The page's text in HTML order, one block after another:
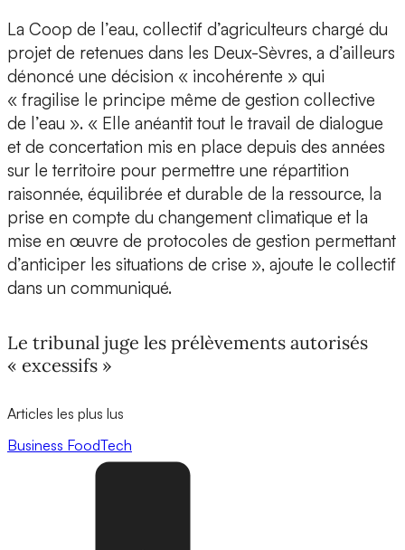
La Coop de l’eau, collectif d’agriculteurs chargé du
projet de retenues dans les Deux-Sèvres, a d’ailleurs
dénoncé une décision « incohérente » qui
« fragilise le principe même de gestion collective
de l’eau ». « Elle anéantit tout le travail de dialogue
et de concertation mis en place depuis des années
sur le territoire pour permettre une répartition
raisonnée, équilibrée et durable de la ressource, la
prise en compte du changement climatique et la
mise en œuvre de protocoles de gestion permettant
d’anticiper les situations de crise », ajoute le collectif
dans un communiqué.
Le tribunal juge les prélèvements autorisés
« excessifs »
Articles les plus lus
Business FoodTech